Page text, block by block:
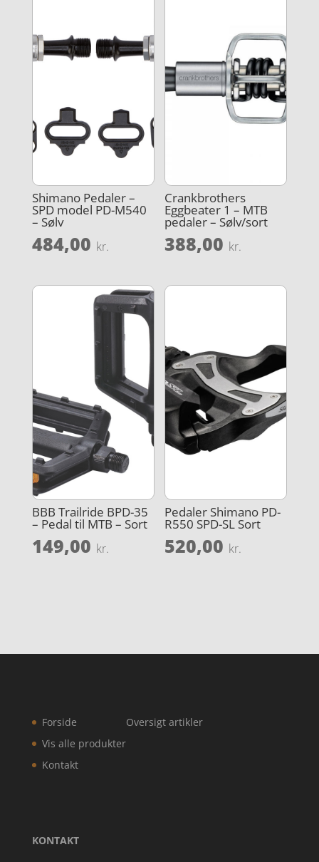
Shimano Pedaler –
SPD model PD-M540
– Sølv
484,00 kr.
Crankbrothers
Eggbeater 1 – MTB
pedaler – Sølv/sort
388,00 kr.
BBB Trailride BPD-35
– Pedal til MTB – Sort
149,00 kr.
Pedaler Shimano PD-
R550 SPD-SL Sort
520,00 kr.
Forside
Vis alle produkter
Kontakt
Oversigt artikler
KONTAKT